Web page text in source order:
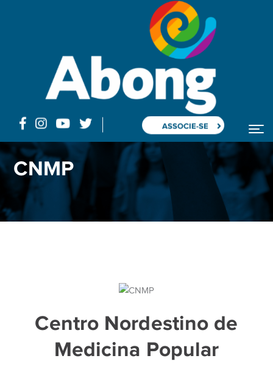
ASSOCIE-SE
CNMP
Centro Nordestino de
Medicina Popular